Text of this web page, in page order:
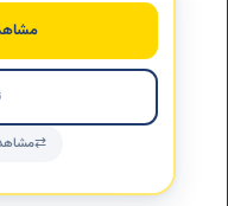
مناسب افرادی که
برنامه
دوره